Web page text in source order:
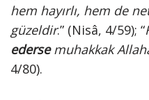
hem hayırlı, hem de
güzeldir.” (Nisâ, 4/59); “
edersemuhakkak
4/80).